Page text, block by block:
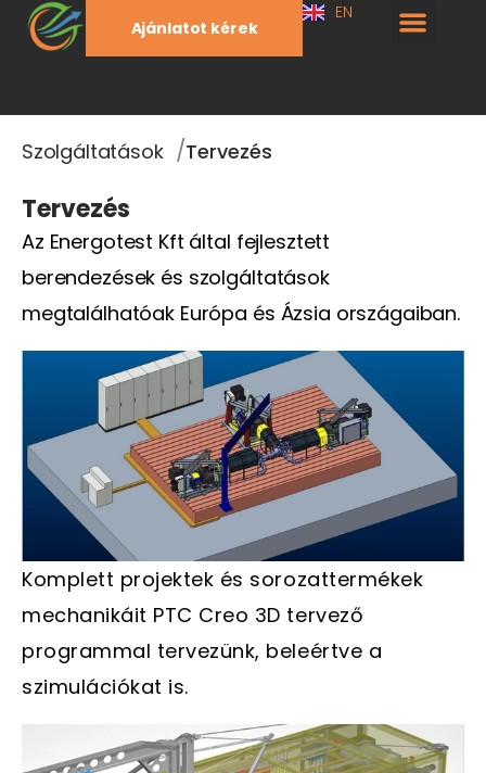
Ajánlatot kérek
EN
Szolgáltatások /Tervezés
Tervezés
Az Energotest Kft által fejlesztett
berendezések és szolgáltatások
megtalálhatóak Európa és Ázsia országaiban.
Komplett projektek és sorozattermékek
mechanikáit PTC Creo 3D tervező
programmal tervezünk, beleértve a
szimulációkat is.